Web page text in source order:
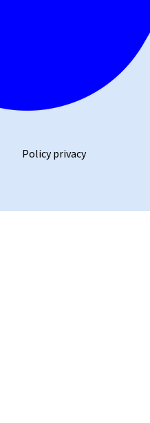
Policy privacy